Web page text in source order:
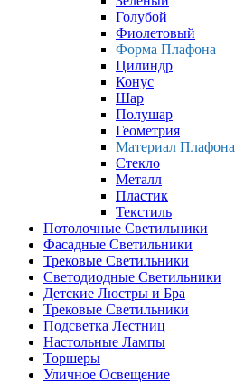
Голубой
Фиолетовый
Форма Плафона
Цилиндр
Конус
Шар
Полушар
Геометрия
Материал Плафона
Стекло
Металл
Пластик
Текстиль
Потолочные Светильники
Фасадные Светильники
Трековые Светильники
Светодиодные Светильники
Детские Люстры и Бра
Трековые Светильники
Подсветка Лестниц
Настольные Лампы
Торшеры
Уличное Освещение